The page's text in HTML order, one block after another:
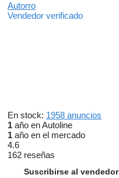
Autorro
Vendedor verificado
En stock: 1958 anuncios
1 año en Autoline
1 año en el mercado
4.6
162 reseñas
Suscribirse al vendedor